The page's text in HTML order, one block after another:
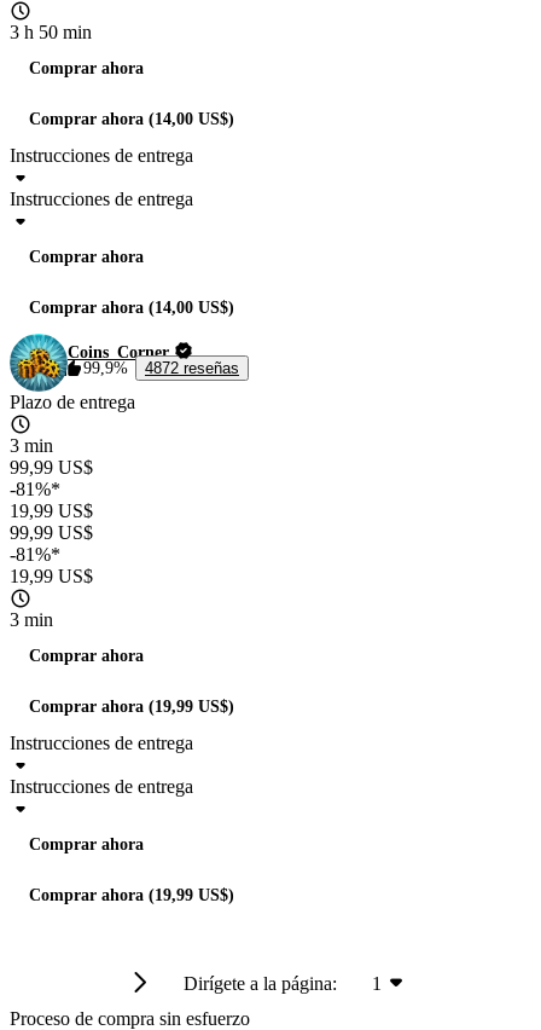
3 h 50 min
Comprar ahora
Comprar ahora (14,00 US$)
Instrucciones de entrega
Instrucciones de entrega
Comprar ahora
Comprar ahora (14,00 US$)
Coins_Corner
99,9%
4872 reseñas
Plazo de entrega
3 min
99,99 US$
-81%*
19,99 US$
99,99 US$
-81%*
19,99 US$
3 min
Comprar ahora
Comprar ahora (19,99 US$)
Instrucciones de entrega
Instrucciones de entrega
Comprar ahora
Comprar ahora (19,99 US$)
Dirígete a la página:
1
Proceso de compra sin esfuerzo